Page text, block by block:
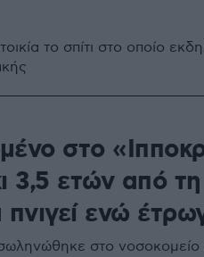
το σπίτι στο οποίο
στο
3,5 ετών από
ενώ
στο